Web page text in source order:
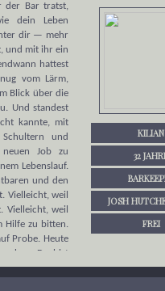
dieser eine Stammgast immer
ist und du dich in seiner Nähe
Tod deines Mannes wieder
kannst.
der Bar tratst,
dein Leben
dir — mehr
und mit ihr ein
hattest
vom Lärm,
Blick über die
Und standest
kannte, mit
und
Job zu
Lebenslauf.
und den
Vielleicht, weil
Vielleicht, weil
Hilfe zu bitten.
Probe. Heute
Du bist
hörst lieber zu.
KILIAN
32
JOSH
FREI